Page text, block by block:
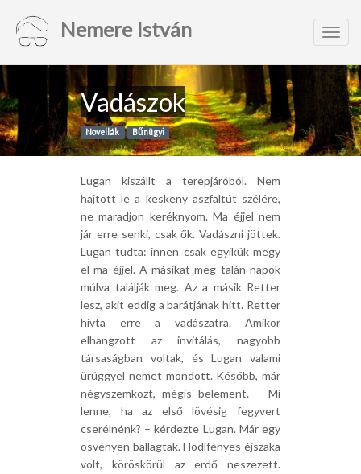
Nemere István
Vadászok
Novellák Bűnügyi
Lugan kiszállt a terepjáróból. Nem
hajtott le a keskeny aszfaltút szélére,
ne maradjon keréknyom. Ma éjjel nem
jár erre senki, csak ők. Vadászni jöttek.
Lugan tudta: innen csak egyikük megy
el ma éjjel. A másikat meg talán napok
múlva találják meg. Az a másik Retter
lesz, akit eddig a barátjának hitt. Retter
hívta erre a vadászatra. Amikor
elhangzott az invitálás, nagyobb
társaságban voltak, és Lugan valami
ürüggyel nemet mondott. Később, már
négyszemközt, mégis belement. – Mi
lenne, ha az első lövésig fegyvert
cserélnénk? – kérdezte Lugan. Már egy
ösvényen ballagtak. Hodlfényes éjszaka
volt, köröskörül az erdő neszezett.